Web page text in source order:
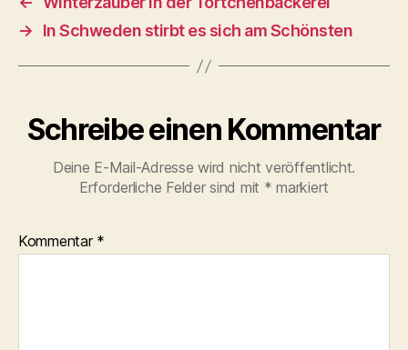
→
In Schweden stirbt es sich am Schönsten
Schreibe einen Kommentar
Deine E-Mail-Adresse wird nicht veröffentlicht.
Erforderliche Felder sind mit * markiert
Kommentar *